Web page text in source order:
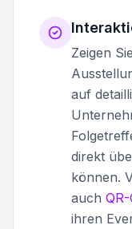
Zeigen
auf
direkt
können.
auch
ihren